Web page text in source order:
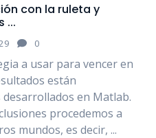
con la ruleta y
...
0
a usar para vencer en
están
en Matlab.
procedemos a
mundos, es decir, ...